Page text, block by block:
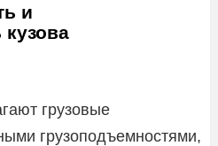
и
грузовые
грузоподъемностями,